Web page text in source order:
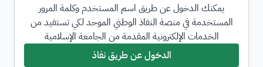
يمكنك الدخول عن طريق اسم المستخدم وكلمة المرور
المستخدمة في منصة النفاذ الوطني الموحد لكي تستفيد من
الخدمات الإلكترونية المقدمة من الجامعة الإسلامية
الدخول عن طريق نفاذ